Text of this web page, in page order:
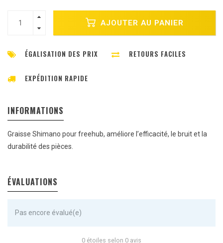
AJOUTER AU PANIER
ÉGALISATION DES PRIX RETOURS FACILES
EXPÉDITION RAPIDE
INFORMATIONS
Graisse Shimano pour freehub, améliore l’efficacité, le bruit et la
durabilité des pièces.
ÉVALUATIONS
Pas encore évalué(e)
0 étoiles selon 0 avis